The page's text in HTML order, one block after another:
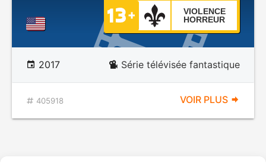
VIOLENCE
HORREUR
2017 Série télévisée fantastique
405918 VOIR PLUS